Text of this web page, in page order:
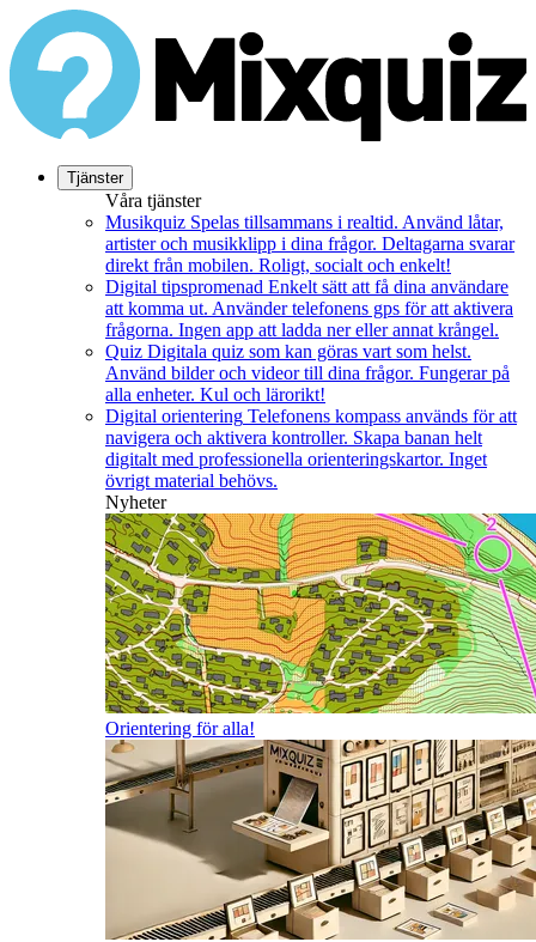
Tjänster
Våra tjänster
Musikquiz Spelas tillsammans i realtid. Använd låtar,
artister och musikklipp i dina frågor. Deltagarna svarar
direkt från mobilen. Roligt, socialt och enkelt!
Digital tipspromenad Enkelt sätt att få dina användare
att komma ut. Använder telefonens gps för att aktivera
frågorna. Ingen app att ladda ner eller annat krångel.
Quiz Digitala quiz som kan göras vart som helst.
Använd bilder och videor till dina frågor. Fungerar på
alla enheter. Kul och lärorikt!
Digital orientering Telefonens kompass används för att
navigera och aktivera kontroller. Skapa banan helt
digitalt med professionella orienteringskartor. Inget
övrigt material behövs.
Nyheter
Orientering för alla!